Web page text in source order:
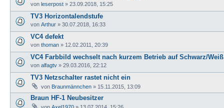
von leserpost » 23.09.2018, 15:25
TV3 Horizontalendstufe
von Arthur » 30.07.2018, 16:33
VC4 defekt
von thoman » 12.02.2011, 20:39
VC4 Farbbild wechselt nach kurzem Betrieb auf Schwarz/Weiß
von alfagtv » 29.03.2016, 22:12
TV3 Netzschalter rastet nicht ein
von Braunmännchen » 15.11.2015, 13:09
Braun HF-1 Neubesitzer